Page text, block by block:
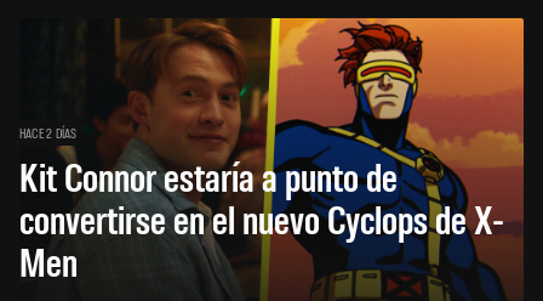
HACE 2 DÍAS
Kit Connor estaría a punto de
convertirse en el nuevo Cyclops de X-
Men